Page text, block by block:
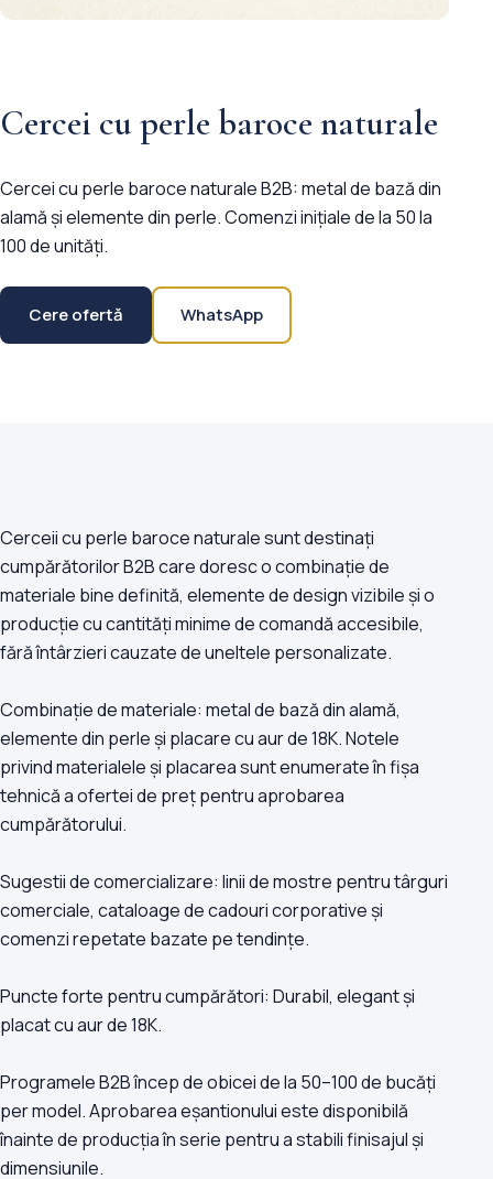
Cercei cu perle baroce naturale
Cercei cu perle baroce naturale B2B: metal de bază din
alamă și elemente din perle. Comenzi inițiale de la 50 la
100 de unități.
Cere ofertă WhatsApp
Cerceii cu perle baroce naturale sunt destinați
cumpărătorilor B2B care doresc o combinație de
materiale bine definită, elemente de design vizibile și o
producție cu cantități minime de comandă accesibile,
fără întârzieri cauzate de uneltele personalizate.
Combinație de materiale: metal de bază din alamă,
elemente din perle și placare cu aur de 18K. Notele
privind materialele și placarea sunt enumerate în fișa
tehnică a ofertei de preț pentru aprobarea
cumpărătorului.
Sugestii de comercializare: linii de mostre pentru târguri
comerciale, cataloage de cadouri corporative și
comenzi repetate bazate pe tendințe.
Puncte forte pentru cumpărători: Durabil, elegant și
placat cu aur de 18K.
Programele B2B încep de obicei de la 50–100 de bucăți
per model. Aprobarea eșantionului este disponibilă
înainte de producția în serie pentru a stabili finisajul și
dimensiunile.